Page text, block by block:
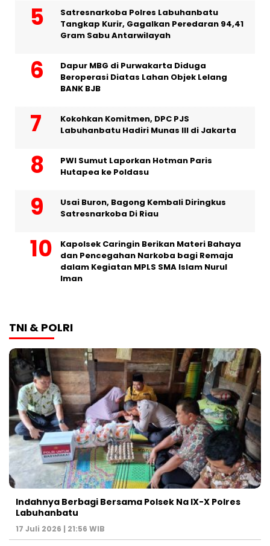
Satresnarkoba Polres Labuhanbatu
Tangkap Kurir, Gagalkan Peredaran 94,41
Gram Sabu Antarwilayah
Dapur MBG di Purwakarta Diduga
Beroperasi Diatas Lahan Objek Lelang
BANK BJB
Kokohkan Komitmen, DPC PJS
Labuhanbatu Hadiri Munas III di Jakarta
PWI Sumut Laporkan Hotman Paris
Hutapea ke Poldasu
Usai Buron, Bagong Kembali Diringkus
Satresnarkoba Di Riau
Kapolsek Caringin Berikan Materi Bahaya
dan Pencegahan Narkoba bagi Remaja
dalam Kegiatan MPLS SMA Islam Nurul
Iman
TNI & POLRI
Indahnya Berbagi Bersama Polsek Na IX-X Polres
Labuhanbatu
17 Juli 2026 | 21:56 WIB